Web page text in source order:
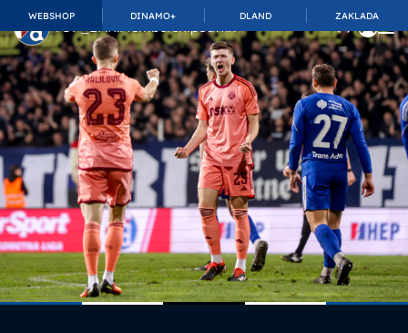
WEBSHOP DINAMO+ DLAND ZAKLADA
TOP_BAR.MembershipSuffix